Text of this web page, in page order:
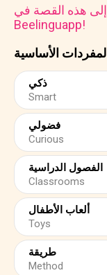
المفردات الأساسية
ذكي
Smart
فضولي
Curious
الفصول الدراسية
Classrooms
ألعاب الأطفال
Toys
طريقة
Method
إلى هذه القصة في
Beelinguapp!